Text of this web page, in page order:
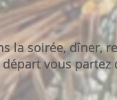
la soirée, dîner,
vous partez
la soirée, dîner,
vous partez